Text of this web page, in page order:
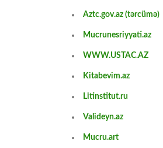
Aztc.gov.az (tərcümə)
Mucrunesriyyati.az
WWW.USTAC.AZ
Kitabevim.az
Litinstitut.ru
Valideyn.az
Mucru.art